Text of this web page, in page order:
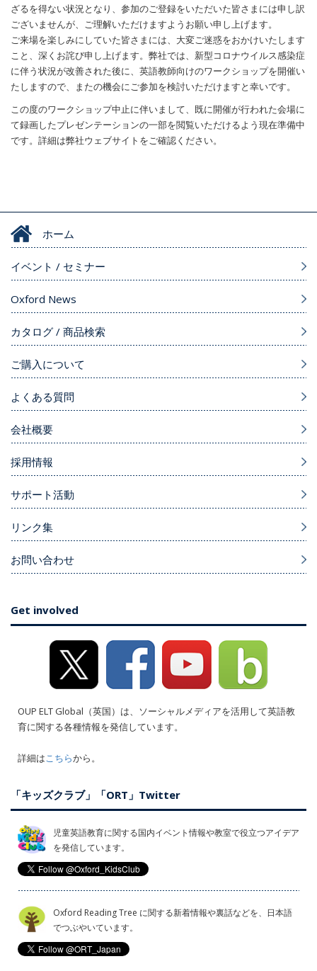
ざるを得ない状況となり、参加のご登録をいただいた皆さまには申し訳
ございませんが、ご理解いただけますようお願い申し上げます。
ご来場を楽しみにしていた皆さまには、大変ご迷惑をおかけいたします
こと、深くお詫び申し上げます。弊社では、新型コロナウイルス感染症
に伴う状況が改善された後に、英語教師向けのワークショップを開催い
たしますので、またの機会にご参加を検討いただけますと幸いです。
この度のワークショップ中止に伴いまして、既に開催が行われた会場に
て録画したプレゼンテーションの一部を閲覧いただけるよう現在準備中
です。詳細は弊社ウェブサイトをご確認ください。
ホーム
イベント / セミナー
Oxford News
カタログ / 商品検索
ご購入について
よくある質問
会社概要
採用情報
サポート活動
リンク集
お問い合わせ
Get involved
OUP ELT Global（英国）は、ソーシャルメディアを活用して英語教
育に関する各種情報を発信しています。
詳細はこちらから。
「キッズクラブ」「ORT」Twitter
児童英語教育に関する国内イベント情報や教室で役立つアイデア
を発信しています。
Oxford Reading Tree に関する新着情報や裏話などを、日本語
でつぶやいています。